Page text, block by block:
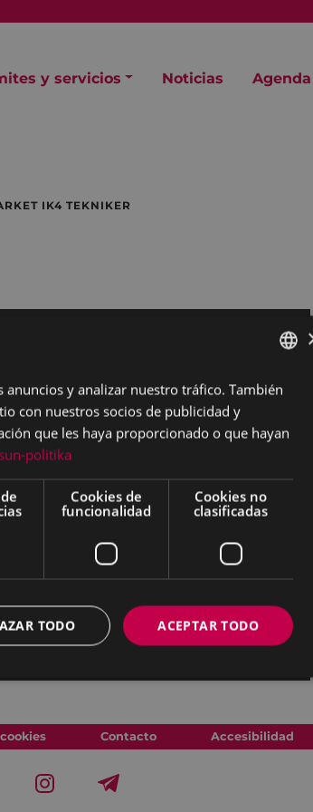
y servicios Noticias Agenda
IK4 TEKNIKER
Contacto Accesibilidad
BASQUE
y analizar nuestro tráfico. También
con nuestros socios de publicidad y
que les haya proporcionado o que hayan
politika
Cookies de
funcionalidad
Cookies no
clasificadas
ACEPTAR TODO
TODO